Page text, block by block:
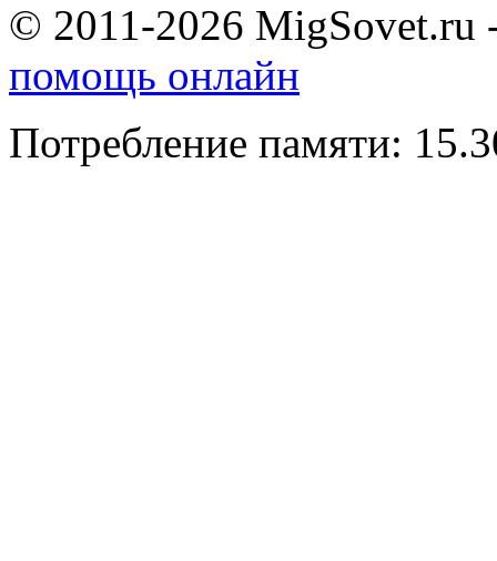
© 2011-2026 MigSovet.ru
помощь онлайн
Потребление памяти: